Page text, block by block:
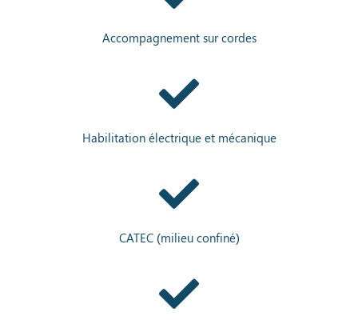
Accompagnement sur cordes
Habilitation électrique et mécanique
CATEC (milieu confiné)